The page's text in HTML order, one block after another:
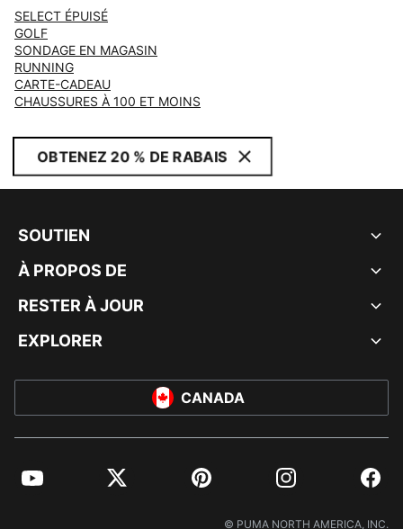
SELECT ÉPUISÉ
GOLF
SONDAGE EN MAGASIN
RUNNING
CARTE-CADEAU
CHAUSSURES À 100 ET MOINS
OBTENEZ 20 % DE RABAIS
SOUTIEN
À PROPOS DE
RESTER À JOUR
EXPLORER
CANADA
YouTube Twitter Pinterest Instagram
© PUMA NORTH AMERICA, INC.